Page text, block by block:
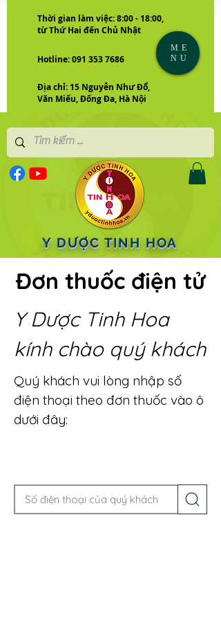
Thời gian làm việc: 8:00 - 18:00,
từ Thứ Hai đến Chủ Nhật
Hotline: 091 353 7686
Địa chỉ: 15 Nguyễn Như Đổ,
Văn Miếu, Đống Đa, Hà Nội
Y DƯỢC TINH HOA
ME
NU
Đơn thuốc điện tử
Y Dược Tinh Hoa
kính chào quý khách
Quý khách vui lòng nhập số
điện thoại theo đơn thuốc vào ô
dưới đây: